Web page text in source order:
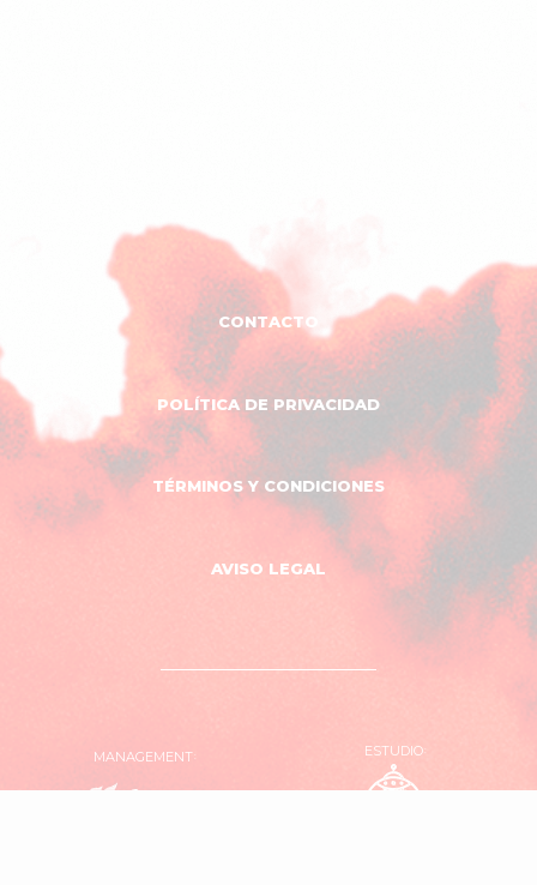
CONTACTO
POLÍTICA DE PRIVACIDAD
TÉRMINOS Y CONDICIONES
AVISO LEGAL
MANAGEMENT
El
ESTUDIO